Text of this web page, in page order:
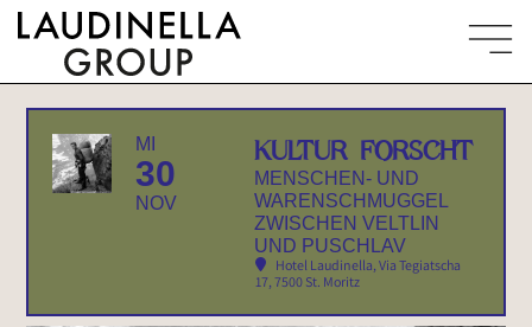
MI
30
NOV
KULTUR FORSCHT
MENSCHEN- UND
WARENSCHMUGGEL
ZWISCHEN VELTLIN
UND PUSCHLAV
Hotel Laudinella, Via Tegiatscha
17, 7500 St. Moritz